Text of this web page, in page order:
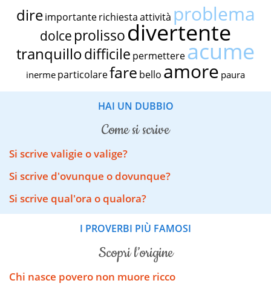
dire importante richiestaattività problema
dolce prolissodivertente
tranquillodifficile permettereacume
inerme particolarefare bello amore paura
HAI UN DUBBIO
come si scrive
Si scrive valigie o valige?
Si scrive d'ovunque o dovunque?
Si scrive qual'ora o qualora?
I PROVERBI PIÙ FAMOSI
scopri l’origine
Chi nasce povero non muore ricco